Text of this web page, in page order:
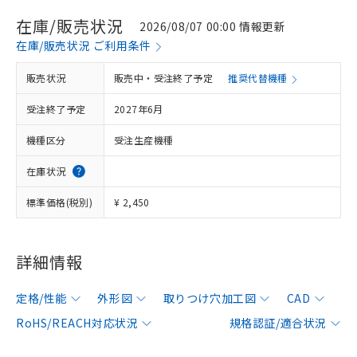
在庫/販売状況
2026/08/07 00:00 情報更新
在庫/販売状況 ご利用条件
販売状況 販売中・受注終了予定 推奨代替機種
受注終了予定 2027年6月
機種区分 受注生産機種
在庫状況
標準価格(税別) ¥ 2,450
詳細情報
定格/性能 外形図 取りつけ穴加工図
CAD
RoHS/REACH対応状況
規格認証/適合状況